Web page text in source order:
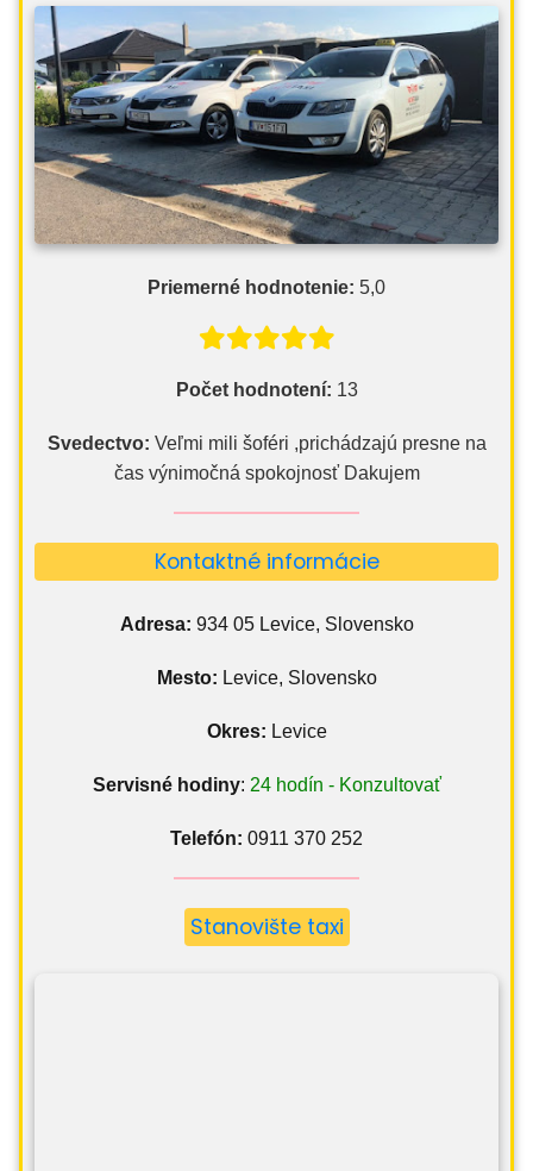
Priemerné hodnotenie: 5,0
Počet hodnotení: 13
Svedectvo: Veľmi mili šoféri ,prichádzajú presne na
čas výnimočná spokojnosť Dakujem
Kontaktné informácie
Adresa: 934 05 Levice, Slovensko
Mesto: Levice, Slovensko
Okres: Levice
Servisné hodiny: 24 hodín - Konzultovať
Telefón: 0911 370 252
Stanovište taxi